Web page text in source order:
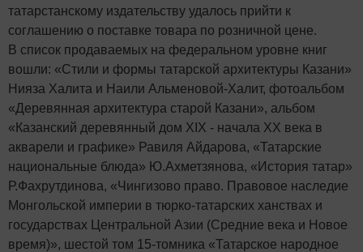
татарстанскому издательству удалось прийти к
соглашению о поставке товара по розничной цене.
В список продаваемых на федеральном уровне книг
вошли: «Стили и формы татарской архитектуры Казани»
Нияза Халита и Наили Альменовой-Халит, фотоальбом
«Деревянная архитектура старой Казани», альбом
«Казанский деревянный дом XIX - начала XX века в
акварели и графике» Равиля Айдарова, «Татарские
национальные блюда» Ю.Ахметзянова, «История татар»
Р.Фахрутдинова, «Чингизово право. Правовое наследие
Монгольской империи в тюрко-татарских ханствах и
государствах Центральной Азии (Средние века и Новое
время)», шестой том 15-томника «Татарское народное